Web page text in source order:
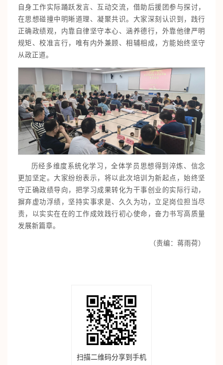
自身工作实际踊跃发言、互动交流，借助后援团参与探讨，
在思想碰撞中明晰道理、凝聚共识。大家深刻认识到，践行
正确政绩观，内靠自律坚守本心、涵养德行，外靠他律严明
规矩、校准言行，唯有内外兼顾、相辅相成，方能始终坚守
从政正道。
历经多维度系统化学习，全体学员思想得到淬炼、信念
更加坚定。大家纷纷表示，将以此次培训为新起点，始终坚
守正确政绩导向，把学习成果转化为干事创业的实际行动，
摒弃虚功浮绩，坚持实事求是、久久为功，立足岗位担当尽
责，以实实在在的工作成效践行初心使命，奋力书写高质量
发展新篇章。
（责编：蒋雨荷）
扫描二维码分享到手机